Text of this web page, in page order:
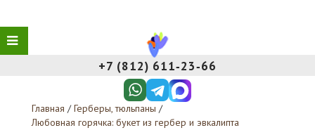
+7 (812) 611‑23‑66
Главная / Герберы, тюльпаны /
Любовная горячка: букет из гербер и эвкалипта